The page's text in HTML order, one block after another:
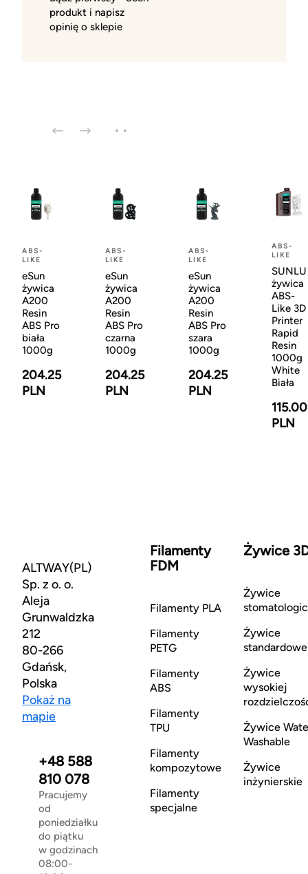
produkt i napisz
opinię o sklepie
ABS-
LIKE
eSun
żywica
A200
Resin
ABS Pro
biała
1000g
204.25
PLN
ABS-
LIKE
eSun
żywica
A200
Resin
ABS Pro
czarna
1000g
204.25
PLN
ABS-
LIKE
eSun
żywica
A200
Resin
ABS Pro
szara
1000g
204.25
PLN
ABS-
LIKE
SUNLU
żywica
ABS-
Like 3D
Printer
Rapid
Resin
1000g
White
Biała
115.00
PLN
ALTWAY(PL)
Sp. z o. o.
Aleja
Grunwaldzka
212
80-266
Gdańsk,
Polska
Pokaż na
mapie
+48 588
810 078
Pracujemy
od
poniedziałku
do piątku
w godzinach
08:00-
Filamenty
FDM
Filamenty PLA
Filamenty
PETG
Filamenty
ABS
Filamenty
TPU
Filamenty
kompozytowe
Filamenty
specjalne
Żywice
Żywice
Żywice
standardowe
Żywice
wysokiej
Żywice
Washable
Żywice
inżynierskie